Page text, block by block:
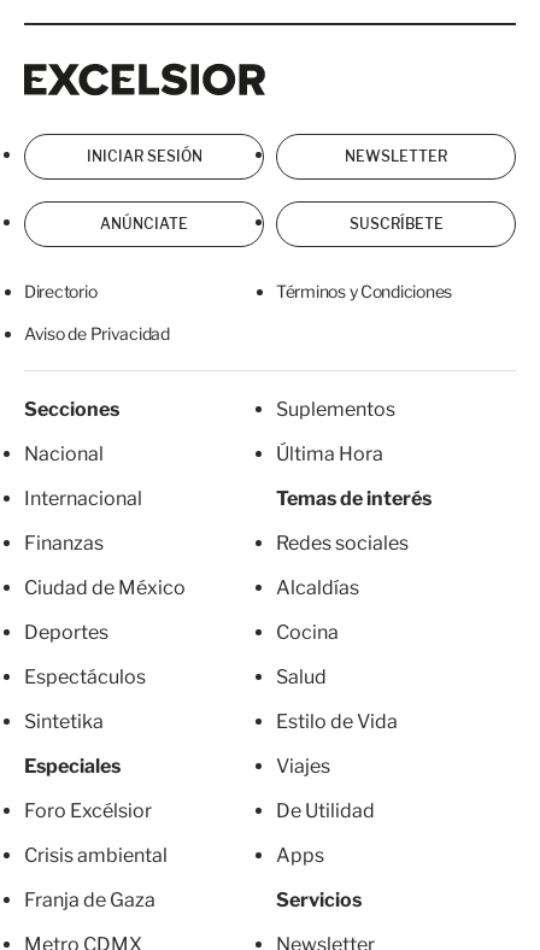
INICIAR SESIÓN NEWSLETTER
ANÚNCIATE SUSCRÍBETE
Directorio Términos y Condiciones
Aviso de Privacidad
Secciones
Nacional
Internacional
Finanzas
Ciudad de México
Deportes
Espectáculos
Sintetika
Especiales
Foro Excélsior
Crisis ambiental
Franja de Gaza
Metro CDMX
Suplementos
Última Hora
Temas de interés
Redes sociales
Alcaldías
Cocina
Salud
Estilo de Vida
Viajes
De Utilidad
Apps
Servicios
Newsletter